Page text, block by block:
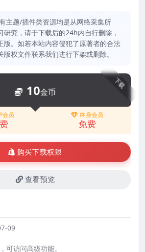
主题/插件类资源均是从网络采集所
研究，请于下载后的24h内自行删除，
版。如若本站内容侵犯了原著者的合法
权文件联系我们进行下架或删除。
下载
10金币
会员 终身会员
免费
购买下载权限
查看预览
09
可访问高级功能。